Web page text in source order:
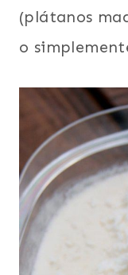
(plátanos
o